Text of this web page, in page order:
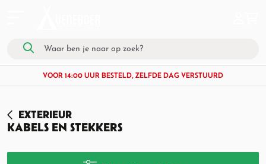
VOOR 14:00 UUR BESTELD, ZELFDE DAG VERSTUURD
KABELS EN STEKKERS
EXTERIEUR